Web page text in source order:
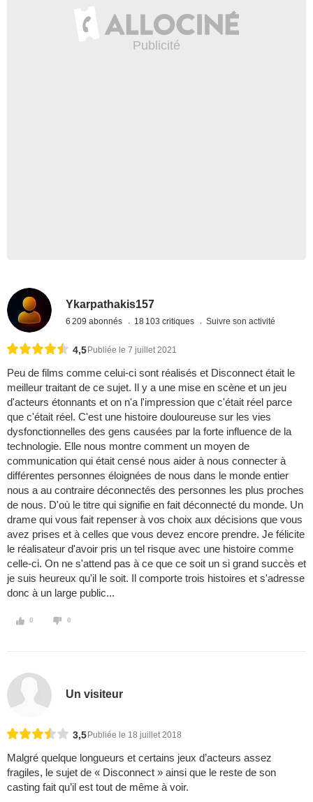
Ykarpathakis157
6 209 abonnés 18 103 critiques Suivre son activité
4,5 Publiée le 7 juillet 2021
Peu de films comme celui-ci sont réalisés et Disconnect était le
meilleur traitant de ce sujet. Il y a une mise en scène et un jeu
d'acteurs étonnants et on n'a l'impression que c'était réel parce
que c'était réel. C'est une histoire douloureuse sur les vies
dysfonctionnelles des gens causées par la forte influence de la
technologie. Elle nous montre comment un moyen de
communication qui était censé nous aider à nous connecter à
différentes personnes éloignées de nous dans le monde entier
nous a au contraire déconnectés des personnes les plus proches
de nous. D'où le titre qui signifie en fait déconnecté du monde. Un
drame qui vous fait repenser à vos choix aux décisions que vous
avez prises et à celles que vous devez encore prendre. Je félicite
le réalisateur d'avoir pris un tel risque avec une histoire comme
celle-ci. On ne s'attend pas à ce que ce soit un si grand succès et
je suis heureux qu'il le soit. Il comporte trois histoires et s'adresse
donc à un large public...
0 0
Un visiteur
3,5 Publiée le 18 juillet 2018
Malgré quelque longueurs et certains jeux d’acteurs assez
fragiles, le sujet de « Disconnect » ainsi que le reste de son
casting fait qu’il est tout de même à voir.